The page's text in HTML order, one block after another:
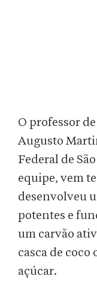
O professor
Augusto
Federal de
equipe, vem
desenvolveu
potentes e
um carvão
casca de coco
açúcar.